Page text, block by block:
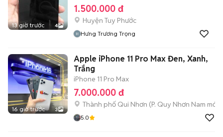
13 giờ trước 4
1.500.000 đ
Huyện Tuy Phước
Hưng Trương Trọng
16 giờ trước 3
Apple iPhone 11 Pro Max Đen, Xanh,
Trắng
iPhone 11 Pro Max
7.000.000 đ
Thành phố Qui Nhơn (P. Quy Nhơn Nam mới)
5.0